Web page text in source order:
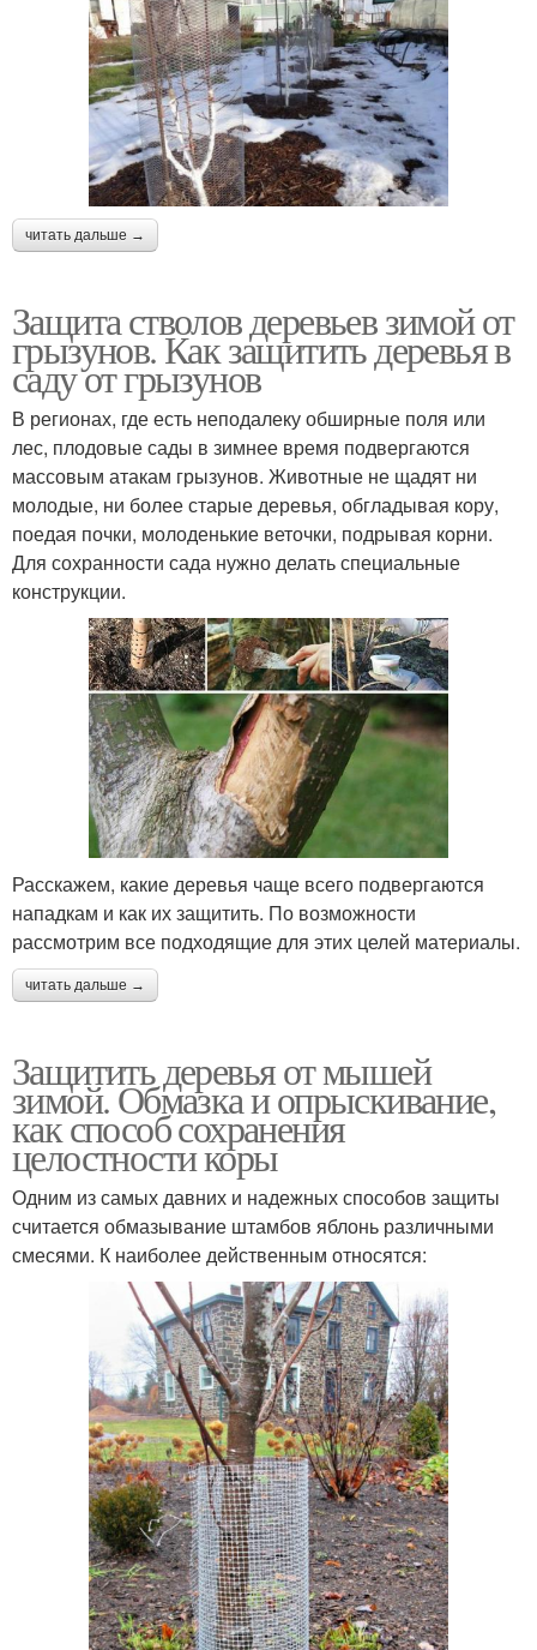
читать дальше →
Защита стволов деревьев зимой от
грызунов. Как защитить деревья в
саду от грызунов
В регионах, где есть неподалеку обширные поля или
лес, плодовые сады в зимнее время подвергаются
массовым атакам грызунов. Животные не щадят ни
молодые, ни более старые деревья, обгладывая кору,
поедая почки, молоденькие веточки, подрывая корни.
Для сохранности сада нужно делать специальные
конструкции.
Расскажем, какие деревья чаще всего подвергаются
нападкам и как их защитить. По возможности
рассмотрим все подходящие для этих целей материалы.
читать дальше →
Защитить деревья от мышей
зимой. Обмазка и опрыскивание,
как способ сохранения
целостности коры
Одним из самых давних и надежных способов защиты
считается обмазывание штамбов яблонь различными
смесями. К наиболее действенным относятся: